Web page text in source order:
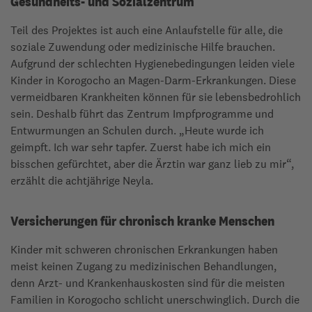
Teil des Projektes ist auch eine Anlaufstelle für alle, die
soziale Zuwendung oder medizinische Hilfe brauchen.
Aufgrund der schlechten Hygienebedingungen leiden viele
Kinder in Korogocho an Magen-Darm-Erkrankungen. Diese
vermeidbaren Krankheiten können für sie lebensbedrohlich
sein. Deshalb führt das Zentrum Impfprogramme und
Entwurmungen an Schulen durch. „Heute wurde ich
geimpft. Ich war sehr tapfer. Zuerst habe ich mich ein
bisschen gefürchtet, aber die Ärztin war ganz lieb zu mir“,
erzählt die achtjährige Neyla.
Versicherungen für chronisch kranke Menschen
Kinder mit schweren chronischen Erkrankungen haben
meist keinen Zugang zu medizinischen Behandlungen,
denn Arzt- und Krankenhauskosten sind für die meisten
Familien in Korogocho schlicht unerschwinglich. Durch die